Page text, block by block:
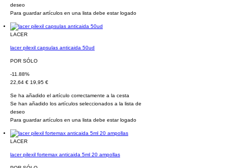
deseo
Para guardar artículos en una lista debe estar logado
LACER
lacer pilexil capsulas anticaida 50ud
POR SÓLO
-11.88%
22,64 € 19,95 €
Se ha añadido el artículo correctamente a la cesta
Se han añadido los artículos seleccionados a la lista de
deseo
Para guardar artículos en una lista debe estar logado
LACER
lacer pilexil fortemax anticaida 5ml 20 ampollas